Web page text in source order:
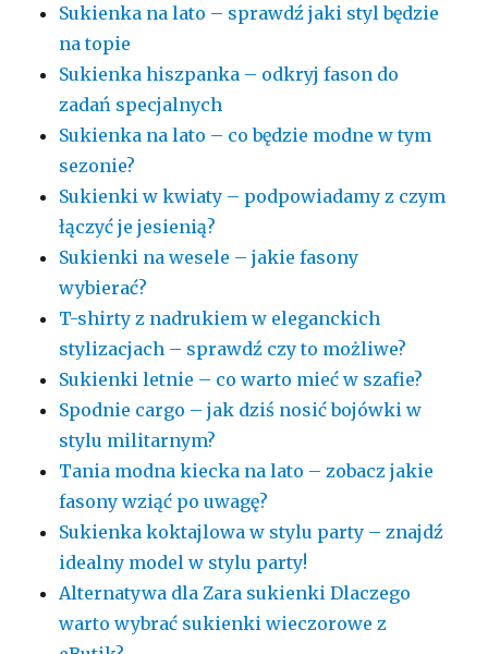
Sukienka na lato – sprawdź jaki styl będzie
na topie
Sukienka hiszpanka – odkryj fason do
zadań specjalnych
Sukienka na lato – co będzie modne w tym
sezonie?
Sukienki w kwiaty – podpowiadamy z czym
łączyć je jesienią?
Sukienki na wesele – jakie fasony
wybierać?
T-shirty z nadrukiem w eleganckich
stylizacjach – sprawdź czy to możliwe?
Sukienki letnie – co warto mieć w szafie?
Spodnie cargo – jak dziś nosić bojówki w
stylu militarnym?
Tania modna kiecka na lato – zobacz jakie
fasony wziąć po uwagę?
Sukienka koktajlowa w stylu party – znajdź
idealny model w stylu party!
Alternatywa dla Zara sukienki Dlaczego
warto wybrać sukienki wieczorowe z